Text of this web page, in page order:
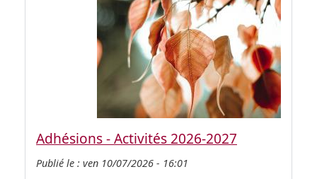
Adhésions - Activités 2026-2027
Publié le : ven 10/07/2026 - 16:01